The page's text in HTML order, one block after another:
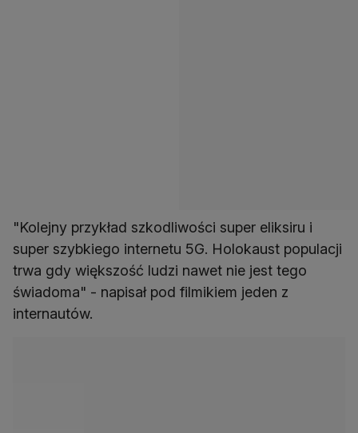
"Kolejny przykład szkodliwości super eliksiru i
super szybkiego internetu 5G. Holokaust populacji
trwa gdy większość ludzi nawet nie jest tego
świadoma" - napisał pod filmikiem jeden z
internautów.